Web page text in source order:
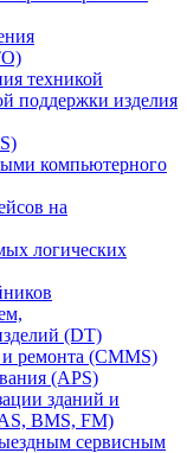
техникой
поддержки изделия
компьютерного
на
логических
(DT)
ремонта (CMMS)
(APS)
зданий и
BMS, FM)
сервисным